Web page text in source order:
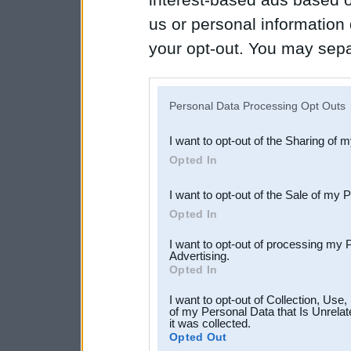
us or personal
your opt-out. You may
Downstream Participants
third parties.
Personal Data Processing Opt Outs
I want to opt-out of the Sharing of
Opted In
I want to opt-out of the Sale of my
Opted In
I want to opt-out of processing my
Advertising.
Opted In
I want to opt-out of Collection,
of my Personal Data that Is
it was collected.
Opted Out